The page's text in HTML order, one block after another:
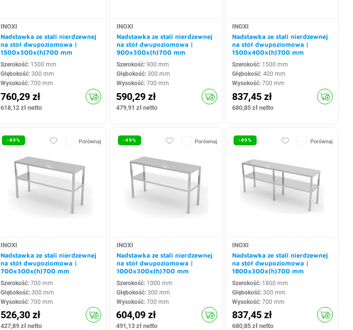
INOXI
Nadstawka ze stali nierdzewnej
na stół dwupoziomowa |
1500x300x(h)700 mm
Szerokość: 1500 mm
Głębokość: 300 mm
Wysokość: 700 mm
760,29 zł
618,12 zł netto
INOXI
Nadstawka ze stali nierdzewnej
na stół dwupoziomowa |
900x300x(h)700 mm
Szerokość: 900 mm
Głębokość: 300 mm
Wysokość: 700 mm
590,29 zł
479,91 zł netto
INOXI
Nadstawka ze stali nierdzewnej
na stół dwupoziomowa |
1500x400x(h)700 mm
Szerokość: 1500 mm
Głębokość: 400 mm
Wysokość: 700 mm
837,45 zł
680,85 zł netto
-49% Porównaj
INOXI
Nadstawka ze stali nierdzewnej
na stół dwupoziomowa |
700x300x(h)700 mm
Szerokość: 700 mm
Głębokość: 300 mm
Wysokość: 700 mm
526,30 zł
427,89 zł netto
-49% Porównaj
INOXI
Nadstawka ze stali nierdzewnej
na stół dwupoziomowa |
1000x300x(h)700 mm
Szerokość: 1000 mm
Głębokość: 300 mm
Wysokość: 700 mm
604,09 zł
491,13 zł netto
-49% Porównaj
INOXI
Nadstawka ze stali nierdzewnej
na stół dwupoziomowa |
1800x300x(h)700 mm
Szerokość: 1800 mm
Głębokość: 300 mm
Wysokość: 700 mm
837,45 zł
680,85 zł netto